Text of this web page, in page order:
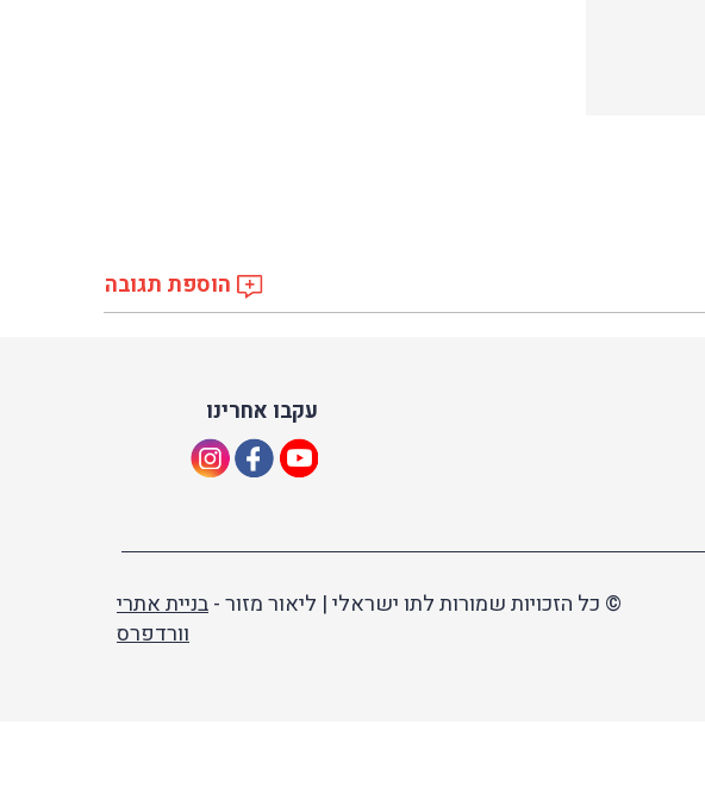
הוספת תגובה
עקבו אחרינו
© כל הזכויות שמורות לתו ישראלי | ליאור מזור -בניית אתרי
וורדפרס